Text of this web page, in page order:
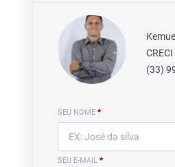
(33)
SEU NOME *
SEU E-MAIL *